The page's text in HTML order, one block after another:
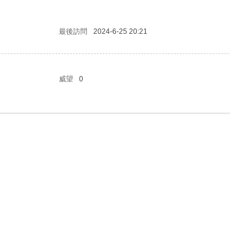
最後訪問 2024-6-25 20:21
威望 0